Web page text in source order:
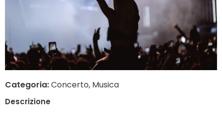
Categoria:Concerto, Musica
Descrizione